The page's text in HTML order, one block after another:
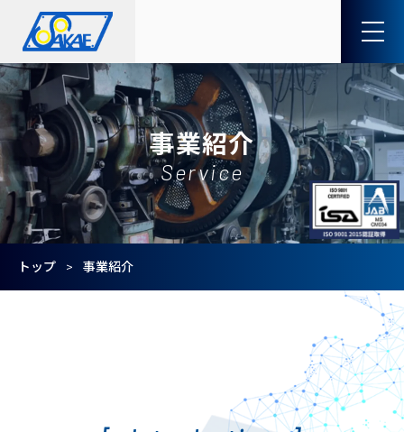
事業紹介
Service
トップ > 事業紹介